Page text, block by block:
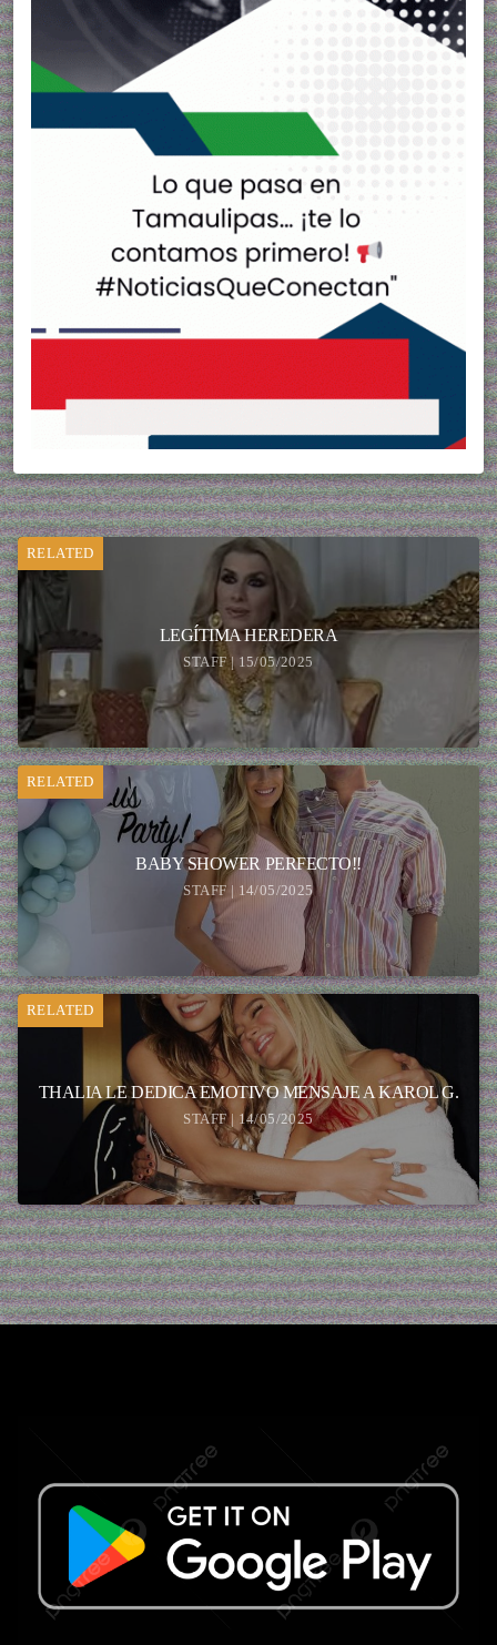
RELATED
LEGÍTIMA HEREDERA
STAFF | 15/05/2025
RELATED
BABY SHOWER PERFECTO!!
STAFF | 14/05/2025
RELATED
THALIA LE DEDICA EMOTIVO MENSAJE A KAROL G.
STAFF | 14/05/2025